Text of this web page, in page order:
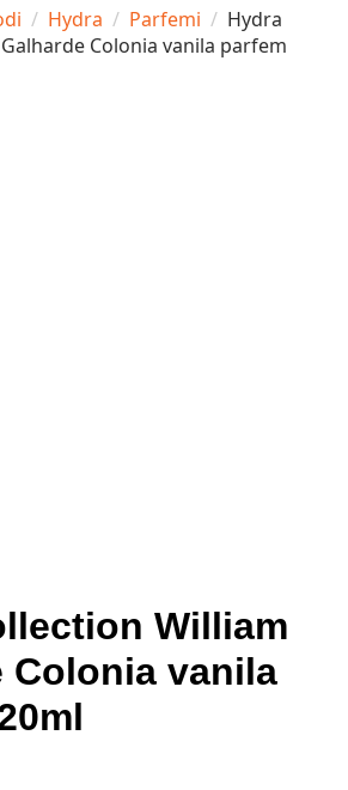
Hydra Parfemi
Hydra
Colonia vanila parfem
William
Colonia vanila